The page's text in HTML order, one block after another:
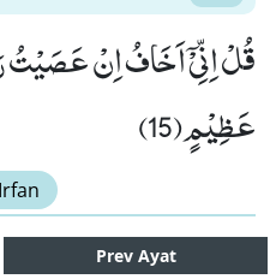
قُلْ اِنِّیْۤ اَخَافُ اِنْ عَصَیْتُ
عَظِیْمٍ(15)
Prev Ayat